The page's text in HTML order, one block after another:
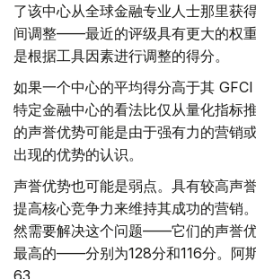
了该中心从全球金融专业人士那里获
间调整——最近的评级具有更大的权
是根据工具因素进行调整的得分。
如果一个中心的平均得分高于其
特定金融中心的看法比仅从量化指标
的声誉优势可能是由于强有力的营销
出现的优势的认识。
声誉优势也可能是弱点。具有较高声
提高核心竞争力来维持其成功的营销
然需要解决这个问题——它们的声誉
最高的——分别为128分和116分。阿
63。